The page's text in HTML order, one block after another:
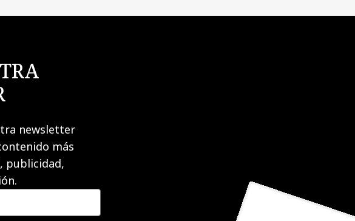
newsletter
más
publicidad,